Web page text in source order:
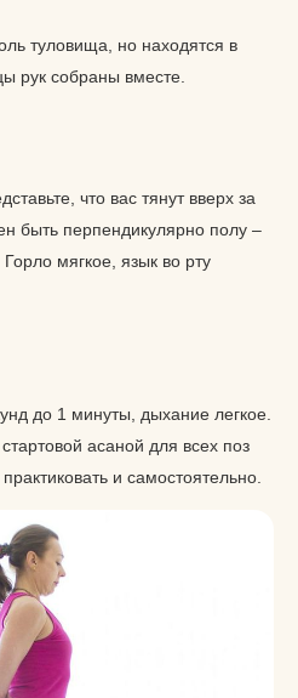
туловища, но находятся в
рук собраны вместе.
что вас тянут вверх за
быть перпендикулярно полу –
мягкое, язык во рту
до 1 минуты, дыхание легкое.
асаной для всех поз
и самостоятельно.